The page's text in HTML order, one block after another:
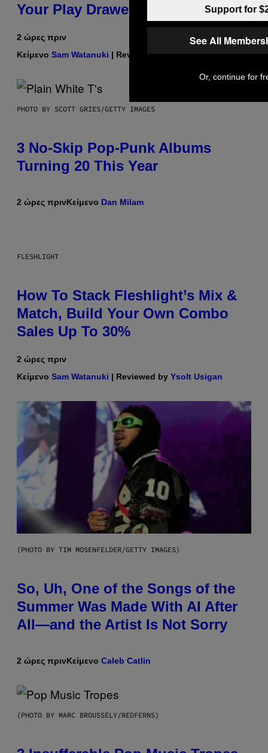
Your Play Drawer Needs
2 ώρες πριν
Κείμενο Sam Watanuki | Reviewed byYsolt Usigan
PHOTO BY SCOTT GRIES/GETTY IMAGES
3 No-Skip Pop-Punk Albums
Turning 20 This Year
2 ώρες πρινΚείμενο Dan Milam
FLESHLIGHT
How To Stack Fleshlight’s Mix &
Match, Build Your Own Combo
Sales Up To 30%
2 ώρες πριν
Κείμενο Sam Watanuki | Reviewed by Ysolt Usigan
(PHOTO BY TIM MOSENFELDER/GETTY IMAGES)
So, Uh, One of the Songs of the
Summer Was Made With AI After
All—and the Artist Is Not Sorry
2 ώρες πρινΚείμενο Caleb Catlin
(PHOTO BY MARC BROUSSELY/REDFERNS)
Support for
See All
Or, continue for